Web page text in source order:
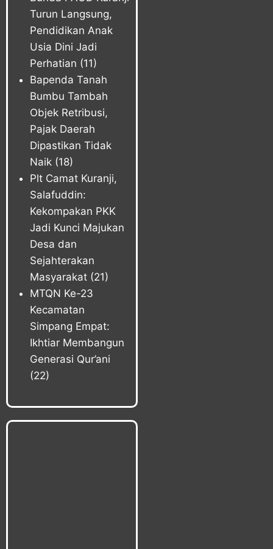
Turun Langsung,
Pendidikan Anak
Usia Dini Jadi
Perhatian (11)
Bapenda Tanah
Bumbu Tambah
Objek Retribusi,
Pajak Daerah
Dipastikan Tidak
Naik (18)
Plt Camat Kuranji,
Salafuddin:
Kekompakan PKK
Jadi Kunci Majukan
Desa dan
Sejahterakan
Masyarakat (21)
MTQN Ke-23
Kecamatan
Simpang Empat:
Ikhtiar Membangun
Generasi Qur’ani
(22)